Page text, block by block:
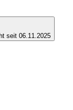
seit 06.11.2025